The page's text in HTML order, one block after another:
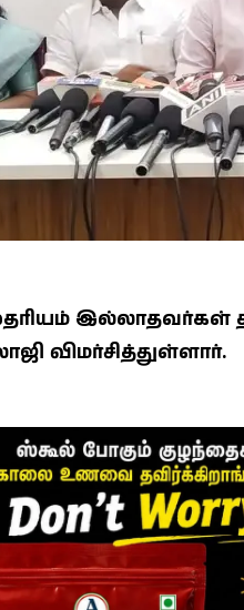
இல்லாதவர்கள்
விமர்சித்துள்ளார்.